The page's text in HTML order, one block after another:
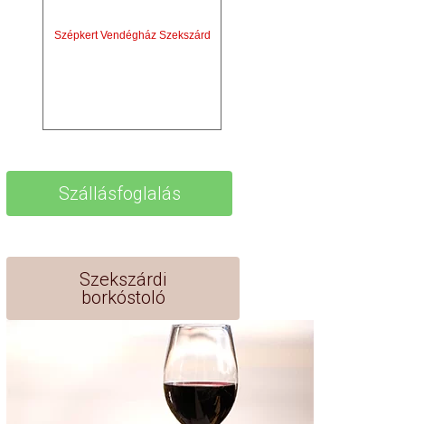
Szépkert Vendégház Szekszárd
Szállásfoglalás
Szekszárdi
borkóstoló